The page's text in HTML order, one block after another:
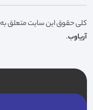
کلی حقوق این سایت متعلق به
آریاوب.